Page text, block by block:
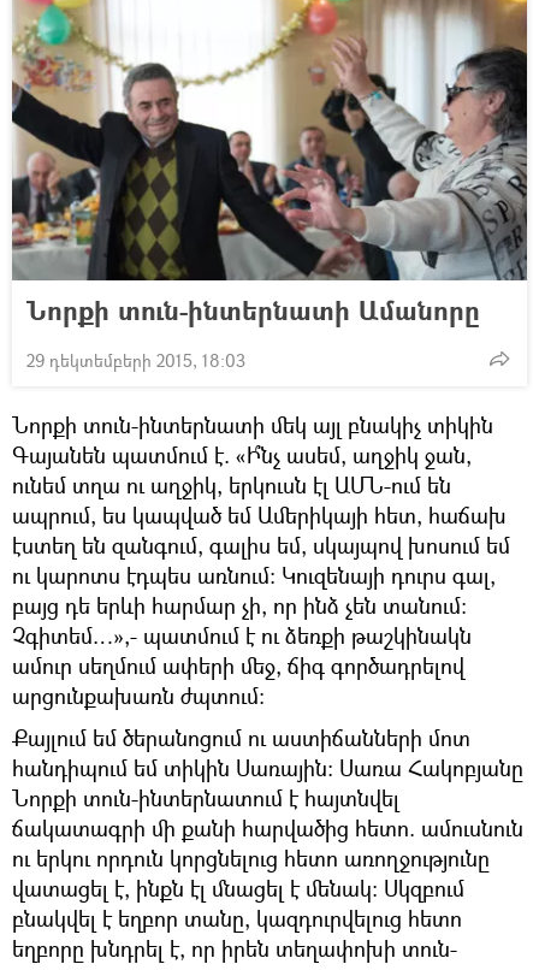
Նորքի տուն-ինտերնատի Ամանորը
29 դեկտեմբերի 2015, 18:03
Նորքի տուն-ինտերնատի մեկ այլ բնակիչ տիկին
Գայանեն պատմում է. «Ի՞նչ ասեմ, աղջիկ ջան,
ունեմ տղա ու աղջիկ, երկուսն էլ ԱՄՆ-ում են
ապրում, ես կապված եմ Ամերիկայի հետ, հաճախ
էստեղ են զանգում, գալիս եմ, սկայպով խոսում եմ
ու կարոտս էդպես առնում: Կուզենայի դուրս գալ,
բայց դե երևի հարմար չի, որ ինձ չեն տանում:
Չգիտեմ…»,- պատմում է ու ձեռքի թաշկինակն
ամուր սեղմում ափերի մեջ, ճիգ գործադրելով
արցունքախառն ժպտում:
Քայլում եմ ծերանոցում ու աստիճանների մոտ
հանդիպում եմ տիկին Սառային: Սառա Հակոբյանը
Նորքի տուն-ինտերնատում է հայտնվել
ճակատագրի մի քանի հարվածից հետո. ամուսնուն
ու երկու որդուն կորցնելուց հետո առողջությունը
վատացել է, ինքն էլ մնացել է մենակ: Սկզբում
բնակվել է եղբոր տանը, կազդուրվելուց հետո
եղբորը խնդրել է, որ իրեն տեղափոխի տուն-